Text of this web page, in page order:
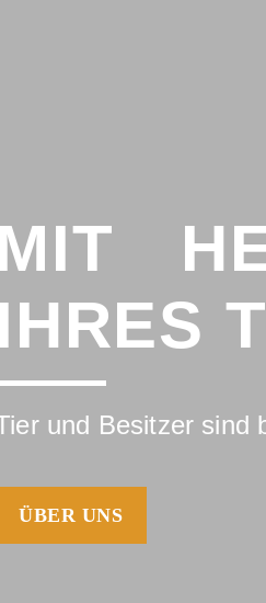
MIT
IHRES
und Besitzer sind
ÜBER UNS